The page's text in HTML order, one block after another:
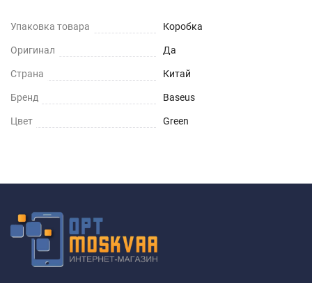
Упаковка товара Коробка
Оригинал Да
Страна Китай
Бренд Baseus
Цвет Green